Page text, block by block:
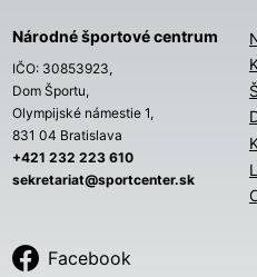
Národné športové centrum
IČO: 30853923,
Dom Športu,
Olympijské námestie 1,
831 04 Bratislava
+421 232 223 610
sekretariat@sportcenter.sk
Facebook